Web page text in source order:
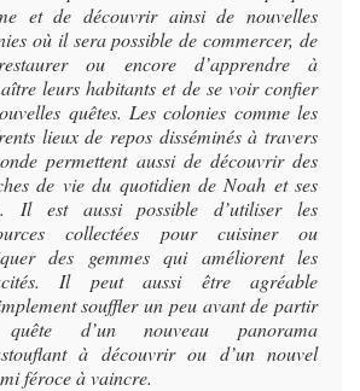
et de découvrir ainsi de nouvelles
où il sera possible de commercer, de
ou encore d’apprendre à
leurs habitants et de se voir confier
quêtes. Les colonies comme les
lieux de repos disséminés à travers
permettent aussi de découvrir des
de vie du quotidien de Noah et ses
Il est aussi possible d’utiliser les
collectées pour cuisiner ou
des gemmes qui améliorent les
Il peut aussi être agréable
souffler un peu avant de partir
d’un nouveau panorama
à découvrir ou d’un nouvel
féroce à vaincre.